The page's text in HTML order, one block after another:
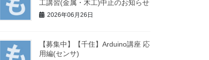
工講習(金属・木工)中止のお知らせ
2026年06月26日
【募集中】【千住】Arduino講座 応
用編(センサ)